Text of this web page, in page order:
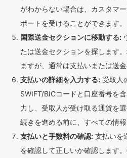
がわからない場合は、カスタマ
ポートを受けることができます。
国際送金セクションに移動する:
たは送金セクションを探します
ますが、通常は支払いまたは送
支払いの詳細を入力する: 受取人
SWIFT/BICコードと口座番号を
力し、受取人が受け取る通貨を
続きを進める前に、すべての情報
支払いと手数料の確認: 支払いを
を確認して正しいか確認します